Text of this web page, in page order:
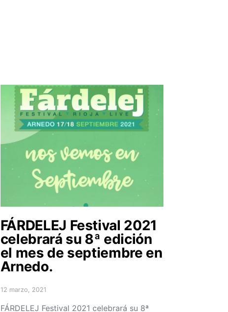
FÁRDELEJ Festival 2021
celebrará su 8ª edición
el mes de septiembre en
Arnedo.
Posted on
12 marzo, 2021
FÁRDELEJ Festival 2021 celebrará su 8ª